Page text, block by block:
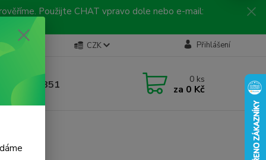
Použijte CHAT vpravo dole nebo e-mail:
Kontakty CZK Přihlášení
linka
792 217 851
9-16 hod.)
0 ks
za 0 Kč